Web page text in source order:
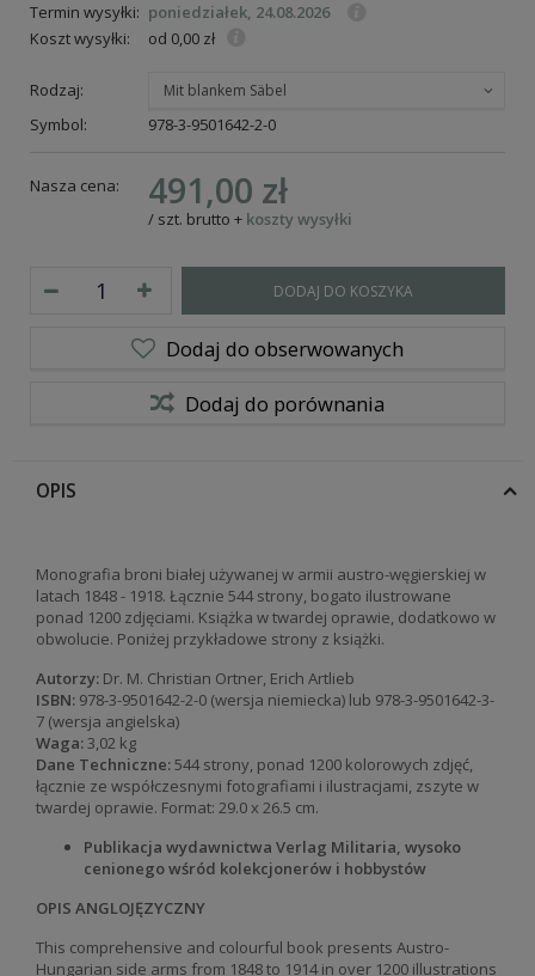
Termin wysyłki: poniedziałek, 24.08.2026
Koszt wysyłki:
od 0,00 zł
Rodzaj: Mit blankem Säbel
Symbol: 978-3-9501642-2-0
Nasza cena: 491,00 zł
/ szt. brutto + koszty wysyłki
DODAJ DO KOSZYKA
Dodaj do obserwowanych
Dodaj do porównania
OPIS
Monografia broni białej używanej w armii austro-węgierskiej w
latach 1848 - 1918. Łącznie 544 strony, bogato ilustrowane
ponad 1200 zdjęciami. Książka w twardej oprawie, dodatkowo w
obwolucie. Poniżej przykładowe strony z książki.
Autorzy: Dr. M. Christian Ortner, Erich Artlieb
ISBN: 978-3-9501642-2-0 (wersja niemiecka) lub 978-3-9501642-3-
7 (wersja angielska)
Waga:3,02 kg
Dane Techniczne:544 strony, ponad 1200 kolorowych zdjęć,
łącznie ze współczesnymi fotografiami i ilustracjami, zszyte w
twardej oprawie. Format: 29.0 x 26.5 cm.
Publikacja wydawnictwa Verlag Militaria, wysoko
cenionego wśród kolekcjonerów i hobbystów
OPIS ANGLOJĘZYCZNY
This comprehensive and colourful book presents Austro-
Hungarian side arms from 1848 to 1914 in over 1200 illustrations